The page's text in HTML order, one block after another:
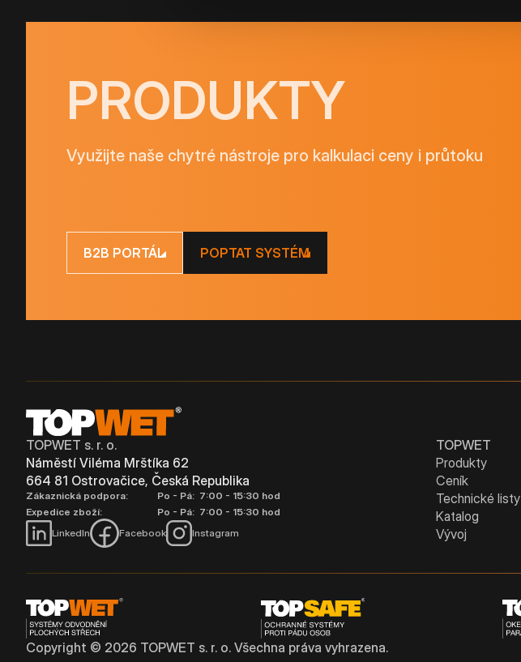
PRODUKTY
Využijte naše chytré nástroje pro kalkulaci ceny i průtoku
B2B PORTÁL POPTAT SYSTÉM
TOPWET s. r. o.
Náměstí Viléma Mrštíka 62
664 81 Ostrovačice, Česká Republika
Zákaznická podpora:
Po - Pá: 7:00 - 15:30 hod
Expedice zboží:
Po - Pá: 7:00 - 15:30 hod
LinkedIn
Facebook Instagram
TOPWET
Produkty
Ceník
Technické listy
Katalog
Vývoj
Copyright © 2026 TOPWET s. r. o. Všechna práva vyhrazena.